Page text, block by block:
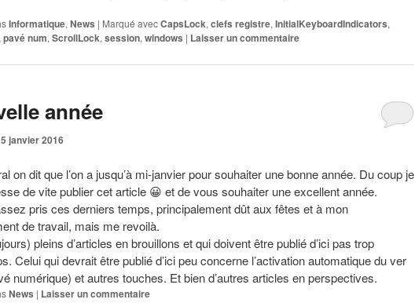
Informatique, News | Marqué avecCapsLock, clefs registre, InitialKeyboardIndicators,
pavé num, ScrollLock, session, windows | Laisser un commentaire
année
janvier 2016
on dit que l’on a jusqu’à mi-janvier pour souhaiter une bonne année. Du coup je
de vite publier cet article 😀 et de vous souhaiter une excellent année.
pris ces derniers temps, principalement dût aux fêtes et à mon
de travail, mais me revoilà.
pleins d’articles en brouillons et qui doivent être publié d’ici pas trop
Celui qui devrait être publié d’ici peu concerne l’activation automatique du ver
numérique) et autres touches. Et bien d’autres articles en perspectives.
News | Laisser un commentaire